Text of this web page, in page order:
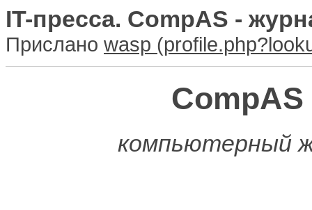
IT-пресса. CompAS -
Прислано wasp
компьютерный